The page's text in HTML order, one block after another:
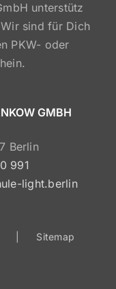
unterstütz
sind für Dich
PKW- oder
GMBH
Berlin
991
light.berlin
Sitemap